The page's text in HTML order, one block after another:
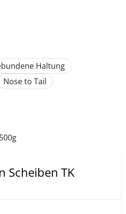
Haltung
Nose to Tail
Scheiben TK